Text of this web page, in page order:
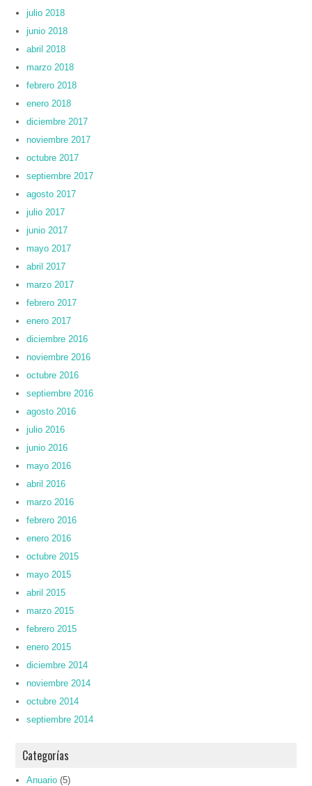
julio 2018
junio 2018
abril 2018
marzo 2018
febrero 2018
enero 2018
diciembre 2017
noviembre 2017
octubre 2017
septiembre 2017
agosto 2017
julio 2017
junio 2017
mayo 2017
abril 2017
marzo 2017
febrero 2017
enero 2017
diciembre 2016
noviembre 2016
octubre 2016
septiembre 2016
agosto 2016
julio 2016
junio 2016
mayo 2016
abril 2016
marzo 2016
febrero 2016
enero 2016
octubre 2015
mayo 2015
abril 2015
marzo 2015
febrero 2015
enero 2015
diciembre 2014
noviembre 2014
octubre 2014
septiembre 2014
Categorías
Anuario (5)